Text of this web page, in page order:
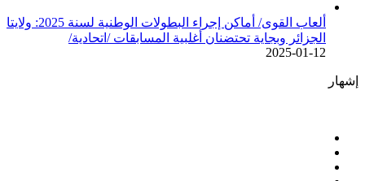
ألعاب القوى/ أماكن إجراء البطولات الوطنية لسنة 2025: ولايتا
الجزائر وبجاية تحتضنان أغلبية المسابقات /اتحادية/
2025-01-12
إشهار